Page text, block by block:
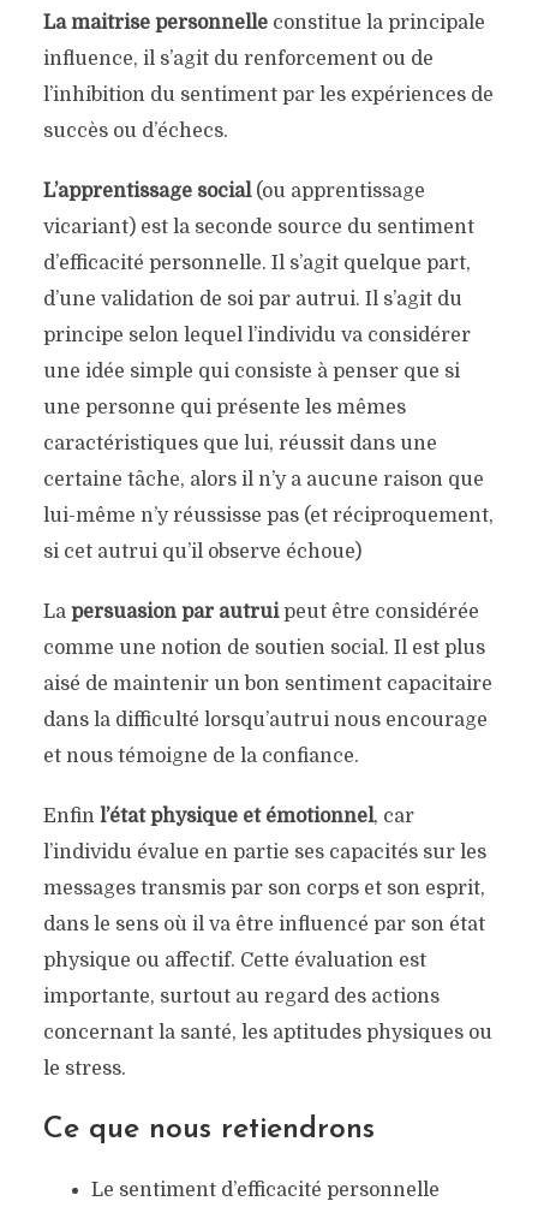
La maitrise personnelleconstitue la principale
influence, il s’agit du renforcement ou de
l’inhibition du sentiment par les expériences de
succès ou d’échecs.
L’apprentissage social(ou apprentissage
vicariant) est la seconde source du sentiment
d’efficacité personnelle. Il s’agit quelque part,
d’une validation de soi par autrui. Il s’agit du
principe selon lequel l’individu va considérer
une idée simple qui consiste à penser que si
une personne qui présente les mêmes
caractéristiques que lui, réussit dans une
certaine tâche, alors il n’y a aucune raison que
lui-même n’y réussisse pas (et réciproquement,
si cet autrui qu’il observe échoue)
La persuasion par autruipeut être considérée
comme une notion de soutien social. Il est plus
aisé de maintenir un bon sentiment capacitaire
dans la difficulté lorsqu’autrui nous encourage
et nous témoigne de la confiance.
Enfin l’état physique et émotionnel, car
l’individu évalue en partie ses capacités sur les
messages transmis par son corps et son esprit,
dans le sens où il va être influencé par son état
physique ou affectif. Cette évaluation est
importante, surtout au regard des actions
concernant la santé, les aptitudes physiques ou
le stress.
Ce que nous retiendrons
Le sentiment d’efficacité personnelle